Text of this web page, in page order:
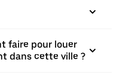
faire pour louer
dans cette ville ?